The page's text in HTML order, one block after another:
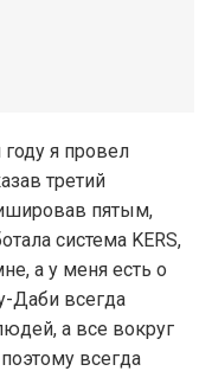
я провел
третий
пятым,
система KERS,
а у меня есть о
Даби всегда
а все вокруг
всегда